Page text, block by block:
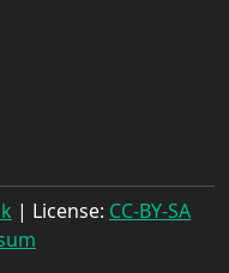
| License: CC-BY-SA